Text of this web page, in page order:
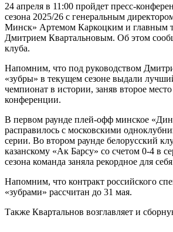
24 апреля в 11:00 пройдет пресс-
сезона 2025/26 с генеральным
Минск» Артемом Каркоцким и главным
Дмитрием Квартальновым. Об этом
клуба.
Напомним, что под руководством
«зубры» в текущем сезоне выдали
чемпионат в истории, заняв второе
конференции.
В первом раунде плей-офф минское
расправилось с московскими
серии. Во втором раунде белорусский
казанскому «Ак Барсу» со счетом 0-4 в
сезона команда заняла рекордное для
Напомним, что контракт российского
«зубрами» рассчитан до 31 мая.
Также Квартальнов возглавляет и